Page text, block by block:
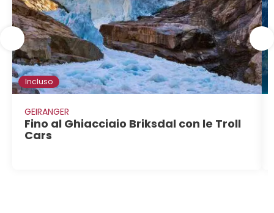
Incluso
GEIRANGER
Fino al Ghiacciaio Briksdal con le Troll
Cars